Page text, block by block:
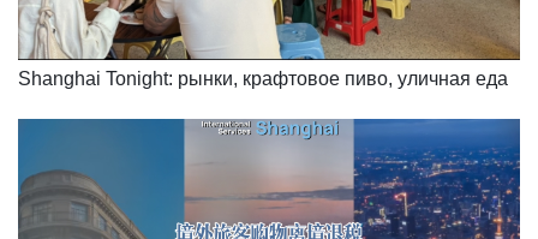
Shanghai Tonight: рынки, крафтовое пиво, уличная еда